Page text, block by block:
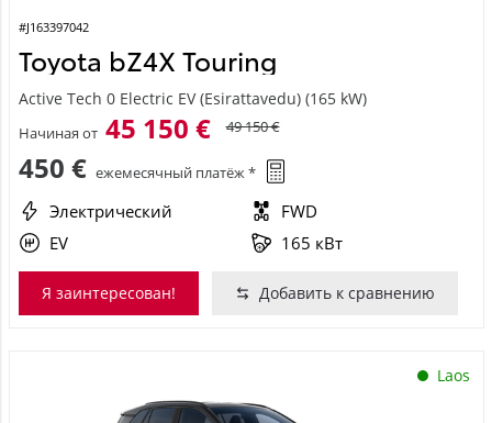
#J163397042
Toyota bZ4X Touring
Active Tech 0 Electric EV (Esirattavedu) (165 kW)
Начиная от 45 150 € 49 150 €
450 € ежемесячный платёж *
Электрический
FWD
EV
165 кВт
Я заинтересован! Добавить к сравнению
Laos